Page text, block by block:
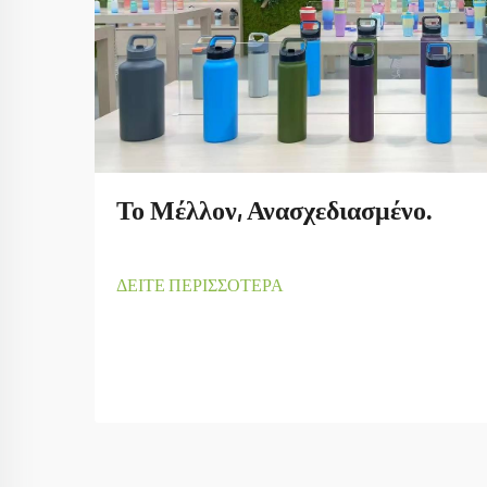
Το Μέλλον, Ανασχεδιασμένο.
ΔΕΙΤΕ ΠΕΡΙΣΣΟΤΕΡΑ